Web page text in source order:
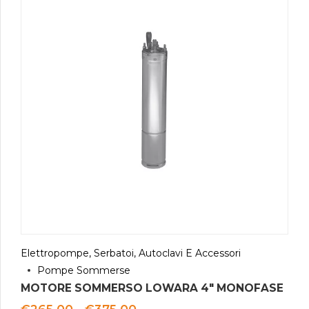
Elettropompe, Serbatoi, Autoclavi E Accessori
Pompe Sommerse
MOTORE SOMMERSO LOWARA 4″ MONOFASE